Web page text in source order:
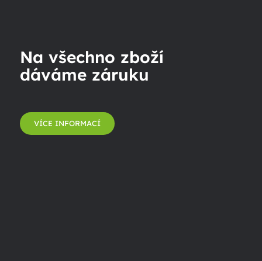
Na všechno zboží
dáváme záruku
VÍCE INFORMACÍ